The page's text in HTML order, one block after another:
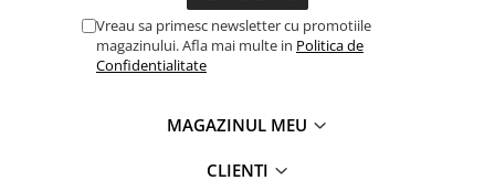
Vreau sa primesc newsletter cu promotiile
magazinului. Afla mai multe in Politica de
Confidentialitate
MAGAZINUL MEU
CLIENTI